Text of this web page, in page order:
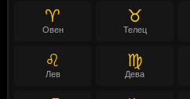
♈
Овен
♉
Телец
♌
Лев
♍
Дева